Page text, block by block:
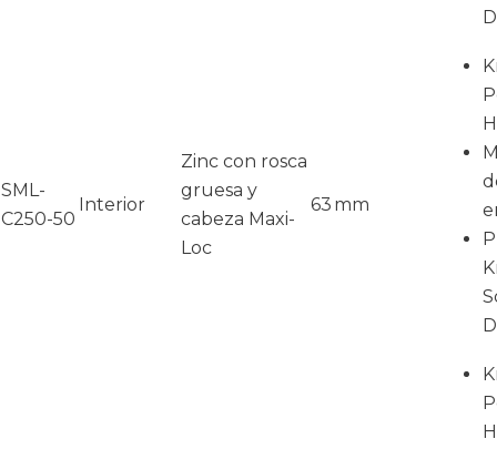
SML-
C250-50
Interior
Zinc con rosca
gruesa y
cabeza Maxi-
Loc
63 mm